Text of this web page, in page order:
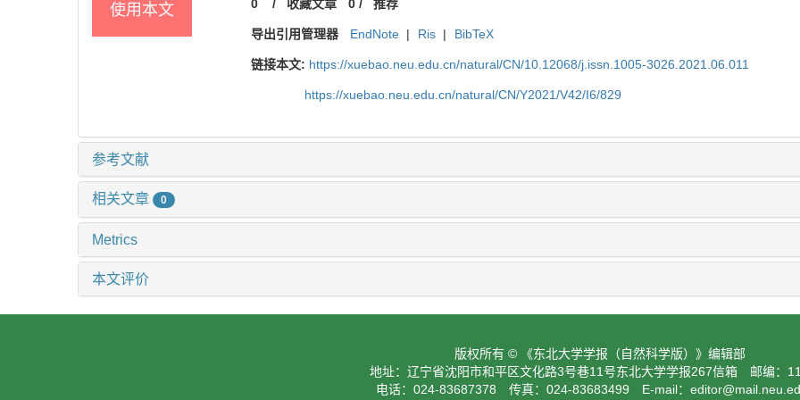
使用本文 0 / 收藏文章 0/ 推荐
导出引用管理器 EndNote | Ris | BibTeX
链接本文: https://xuebao.neu.edu.cn/natural/CN/10.12068/j.issn.1005-3026.2021.06.011
https://xuebao.neu.edu.cn/natural/CN/Y2021/V42/I6/829
参考文献
相关文章 0
Metrics
本文评价
版权所有 © 《东北大学学报（自然科学版）》编辑部
地址：辽宁省沈阳市和平区文化路3号巷11号东北大学学报267信箱 邮编：
电话：024-83687378 传真：024-83683499 E-mail：